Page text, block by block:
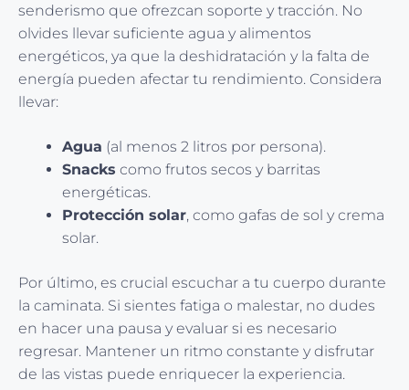
senderismo que ofrezcan soporte y tracción. No
olvides llevar suficiente agua y alimentos
energéticos, ya que la deshidratación y la falta de
energía pueden afectar tu rendimiento. Considera
llevar:
Agua (al menos 2 litros por persona).
Snacks como frutos secos y barritas
energéticas.
Protección solar, como gafas de sol y crema
solar.
Por último, es crucial escuchar a tu cuerpo durante
la caminata. Si sientes fatiga o malestar, no dudes
en hacer una pausa y evaluar si es necesario
regresar. Mantener un ritmo constante y disfrutar
de las vistas puede enriquecer la experiencia.